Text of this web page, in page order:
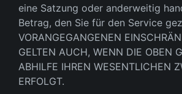
eine Satzung oder anderweitig
Betrag, den Sie für den Service
VORANGEGANGENEN
GELTEN AUCH, WENN DIE OBEN
ABHILFE IHREN WESENTLICHEN
ERFOLGT.